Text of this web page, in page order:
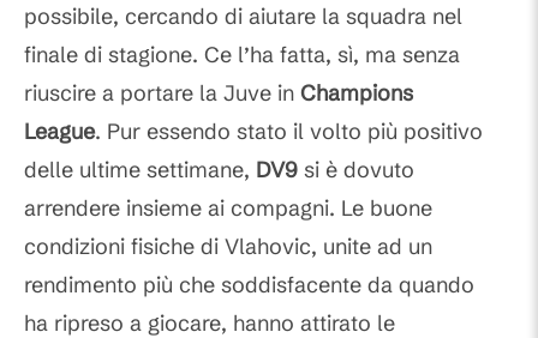
possibile, cercando di aiutare la squadra nel
finale di stagione. Ce l’ha fatta, sì, ma senza
riuscire a portare la Juve in Champions
League. Pur essendo stato il volto più positivo
delle ultime settimane, DV9 si è dovuto
arrendere insieme ai compagni. Le buone
condizioni fisiche di Vlahovic, unite ad un
rendimento più che soddisfacente da quando
ha ripreso a giocare, hanno attirato le